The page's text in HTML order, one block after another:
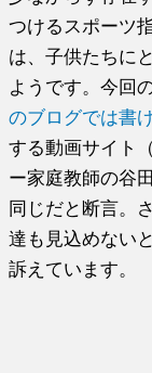
つけるスポーツ
は、子供たちに
ようです。今回
のブログでは書
する動画サイト
ー家庭教師の谷
同じだと断言。
達も見込めない
訴えています。